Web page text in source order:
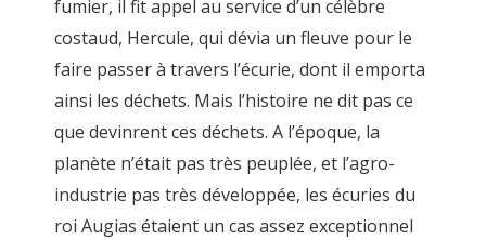
fumier, il fit appel au service d’un célèbre
costaud, Hercule, qui dévia un fleuve pour le
faire passer à travers l’écurie, dont il emporta
ainsi les déchets. Mais l’histoire ne dit pas ce
que devinrent ces déchets. A l’époque, la
planète n’était pas très peuplée, et l’agro-
industrie pas très développée, les écuries du
roi Augias étaient un cas assez exceptionnel